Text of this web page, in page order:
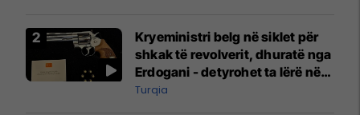
Kryeministri belg në siklet për
shkak të revolverit, dhuratë nga
Erdogani - detyrohet ta lërë në
një bazë ushtarake
Turqia